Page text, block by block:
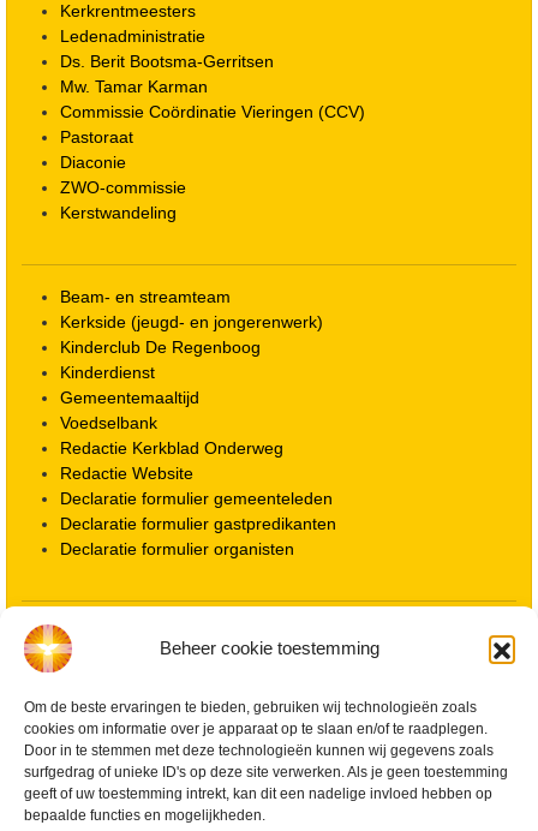
Beheer cookie toestemming
Om de beste ervaringen te bieden, gebruiken wij technologieën zoals
cookies om informatie over je apparaat op te slaan en/of te raadplegen.
Door in te stemmen met deze technologieën kunnen wij gegevens zoals
surfgedrag of unieke ID's op deze site verwerken. Als je geen toestemming
geeft of uw toestemming intrekt, kan dit een nadelige invloed hebben op
bepaalde functies en mogelijkheden.
Kerkrentmeesters
Ledenadministratie
Ds. Berit Bootsma-Gerritsen
Mw. Tamar Karman
Commissie Coördinatie Vieringen (CCV)
Pastoraat
Diaconie
ZWO-commissie
Kerstwandeling
Beam- en streamteam
Kerkside (jeugd- en jongerenwerk)
Kinderclub De Regenboog
Kinderdienst
Gemeentemaaltijd
Voedselbank
Redactie Kerkblad Onderweg
Redactie Website
Declaratie formulier gemeenteleden
Declaratie formulier gastpredikanten
Declaratie formulier organisten
Locatie kerk
ANBI informatie PGWD
Vrienden van de Grote Kerk
Info Kerkelijke gebouwen / koster
Redactiestatuut voor kerkblad en website
Beleid Veilige Kerk en gedragscode
Privacy